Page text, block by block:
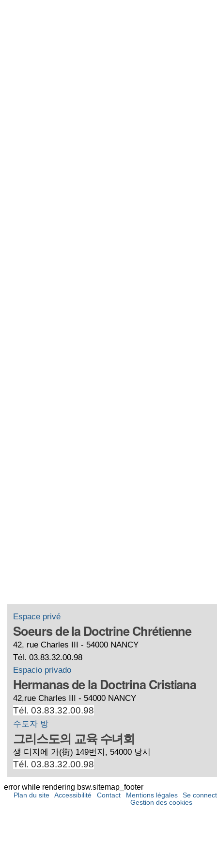
Espace privé
Soeurs de la Doctrine Chrétienne
42, rue Charles III - 54000 NANCY
Tél. 03.83.32.00.98
Espacio privado
Hermanas de la Doctrina Cristiana
42,rue Charles III - 54000 NANCY
Tél. 03.83.32.00.98
수도자 방
그리스도의 교육 수녀회
생 디지에 가(街) 149번지, 54000 낭시
Tél. 03.83.32.00.98
error while rendering bsw.sitemap_footer
Plan du site Accessibilité Contact Mentions légales
Se
Gestion des cookies